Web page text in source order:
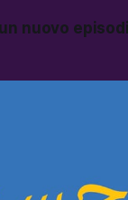
nuovo